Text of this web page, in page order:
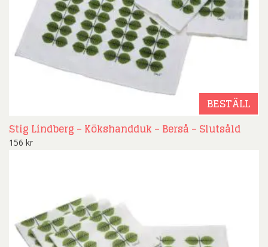
BESTÄLL
Stig Lindberg – Kökshandduk – Berså – Slutsåld
156 kr